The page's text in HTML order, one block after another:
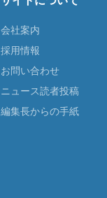
会社案内
採用情報
お問い合わせ
ニュース読者投稿
編集長からの手紙